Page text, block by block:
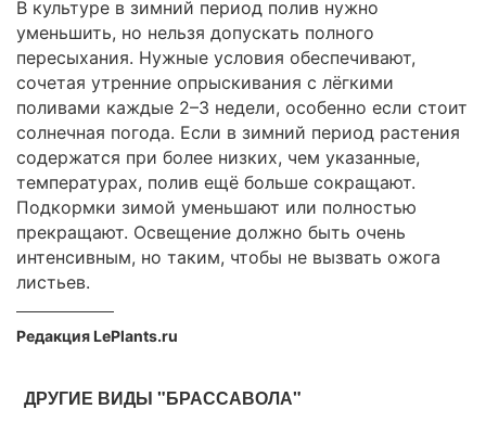
В культуре в зимний период полив нужно
уменьшить, но нельзя допускать полного
пересыхания. Нужные условия обеспечивают,
сочетая утренние опрыскивания с лёгкими
поливами каждые 2–3 недели, особенно если стоит
солнечная погода. Если в зимний период растения
содержатся при более низких, чем указанные,
температурах, полив ещё больше сокращают.
Подкормки зимой уменьшают или полностью
прекращают. Освещение должно быть очень
интенсивным, но таким, чтобы не вызвать ожога
листьев.
Редакция LePlants.ru
ДРУГИЕ ВИДЫ "БРАССАВОЛА"